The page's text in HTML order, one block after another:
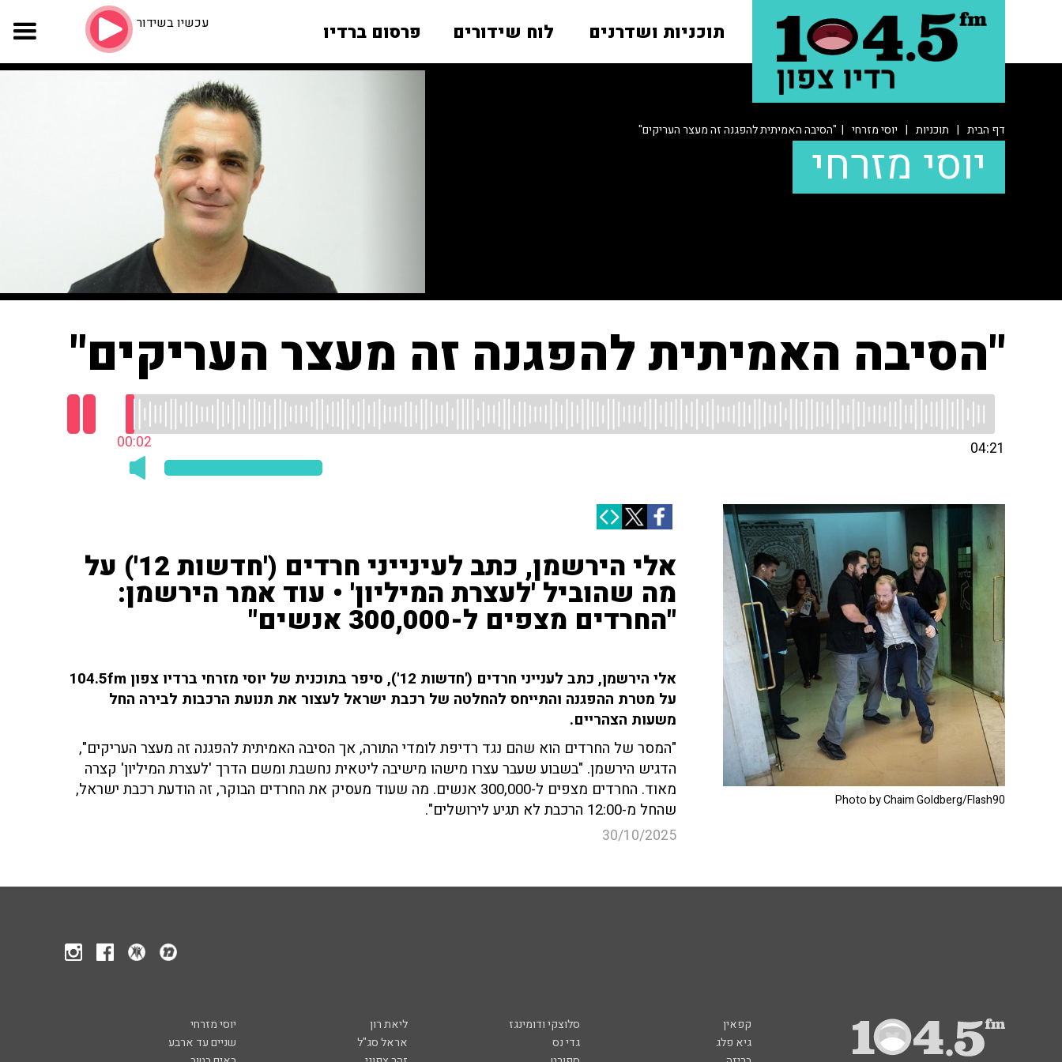
תוכניות ושדרנים לוח שידורים פרסום ברדיו עכשיו בשידור
דף הבית | תוכניות | יוסי מזרחי | "הסיבה האמיתית להפגנה זה מעצר העריקים"
יוסי מזרחי
"הסיבה האמיתית להפגנה זה מעצר העריקים"
00:03 04:21
אלי הירשמן, כתב לעינייני חרדים ('חדשות 12') על
מה שהוביל 'לעצרת המיליון' • עוד אמר הירשמן:
"החרדים מצפים ל-300,000 אנשים"
אלי הירשמן, כתב לענייני חרדים ('חדשות 12'), סיפר בתוכנית של יוסי מזרחי ברדיו צפון 104.5fm
על מטרת ההפגנה והתייחס להחלטה של רכבת ישראל לעצור את תנועת הרכבות לבירה החל
משעות הצהריים.
"המסר של החרדים הוא שהם נגד רדיפת לומדי התורה, אך הסיבה האמיתית להפגנה זה מעצר העריקים",
הדגיש הירשמן. "בשבוע שעבר עצרו מישהו מישיבה ליטאית נחשבת ומשם הדרך 'לעצרת המיליון' קצרה
מאוד. החרדים מצפים ל-300,000 אנשים. מה שעוד מעסיק את החרדים הבוקר, זה הודעת רכבת ישראל,
שהחל מ-12:00 הרכבת לא תגיע לירושלים".
30/10/2025
Photo by Chaim Goldberg/Flash90
קפאין סלוצקי ודומינגז ליאת רון
יוסי מזרחי
גיא פלג
גדי נס אראל סג"ל
שניים עד ארבע